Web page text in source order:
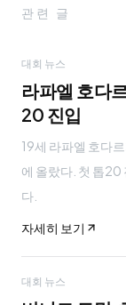
관련 글
대회 뉴스
라파엘 호다
20 진입
19세 라파엘 호다
에 올랐다. 첫 톱20
다.
자세히 보기
대회 뉴스